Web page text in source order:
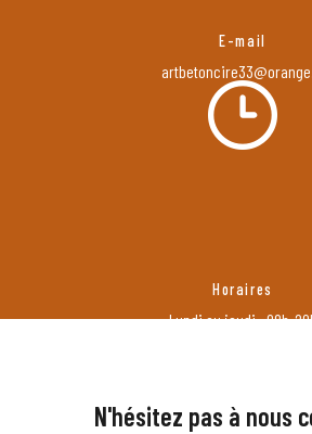
E-mail
Horaires
Lundi au jeudi : 08h-
N'hésitez pas à nous